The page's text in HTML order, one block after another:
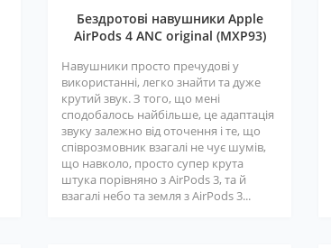
Бездротові навушники Apple
AirPods 4 ANC original (MXP93)
Навушники просто пречудові у
використанні, легко знайти та дуже
крутий звук. З того, що мені
сподобалось найбільше, це адаптація
звуку залежно від оточення і те, що
співрозмовник взагалі не чує шумів,
що навколо, просто супер крута
штука порівняно з AirPods 3, та й
взагалі небо та земля з AirPods 3...